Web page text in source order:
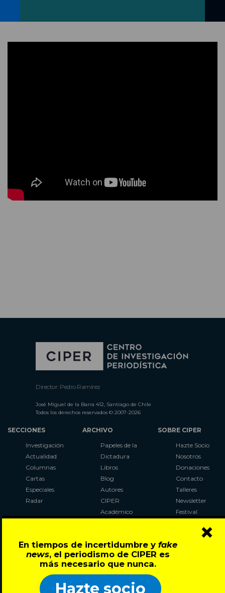
En tiempos de incertidumbre y fake
news, el periodismo de CIPER es
más necesario que nunca.
Hazte socio
×
Director: Pedro Ramírez
José Miguel de la Barra 412, Santiago de Chile
Todos los derechos reservados © 2007-2026
SECCIONES
Investigación
Actualidad
Columnas
Cartas
Especiales
Radar
ARCHIVO
Papeles de la
Dictadura
Libros
Blog
Autores
CIPER
Académico
Al Plebiscito
con CIPER
SOBRE CIPER
Hazte Socio
Nosotros
Donaciones
Contacto
Talleres
Newsletter
Festival